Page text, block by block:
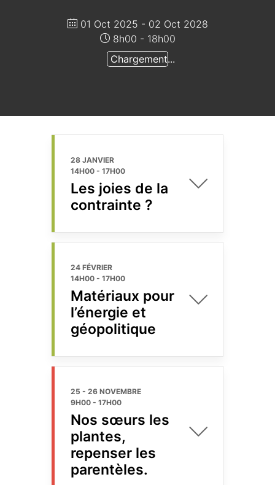
01 Oct 2025 - 02 Oct 2028
Chargement...
8h00 - 18h00
28 JANVIER
14H00 - 17H00
Les joies de la
contrainte ?
24 FÉVRIER
14H00 - 17H00
Matériaux pour
l’énergie et
géopolitique
25 - 26 NOVEMBRE
9H00 - 17H00
Nos sœurs les
plantes,
repenser les
parentèles.